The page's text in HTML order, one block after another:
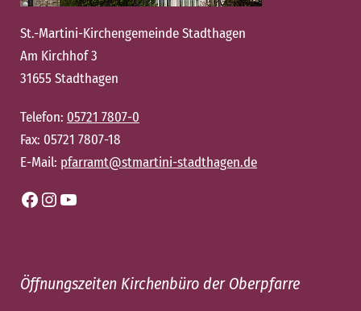
St.-Martini-Kirchengemeinde Stadthagen
Am Kirchhof 3
31655 Stadthagen
Telefon: 05721 7807-0
Fax: 05721 7807-18
E-Mail: pfarramt@stmartini-stadthagen.de
Facebook Instagram YouTube
Öffnungszeiten Kirchenbüro der Oberpfarre